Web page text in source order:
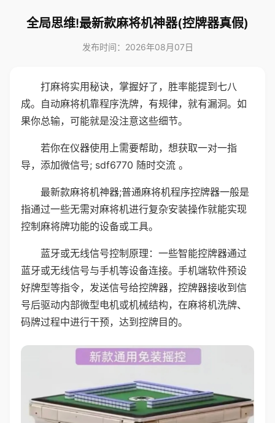
全局思维!最新款麻将机神器(控牌器真假)
发布时间：2026年08月07日
打麻将实用秘诀，掌握好了，胜率能提到七八
成。自动麻将机靠程序洗牌，有规律，就有漏洞。如
果你总输，可能就是没注意这些细节。
若你在仪器使用上需要帮助，想获取一对一指
导，添加微信号; sdf6770 随时交流 。
最新款麻将机神器;普通麻将机程序控牌器一般是
指通过一些无需对麻将机进行复杂安装操作就能实现
控制麻将牌功能的设备或工具。
蓝牙或无线信号控制原理：一些智能控牌器通过
蓝牙或无线信号与手机等设备连接。手机端软件预设
好牌型等指令，发送信号给控牌器，控牌器接收到信
号后驱动内部微型电机或机械结构，在麻将机洗牌、
码牌过程中进行干预，达到控牌目的。